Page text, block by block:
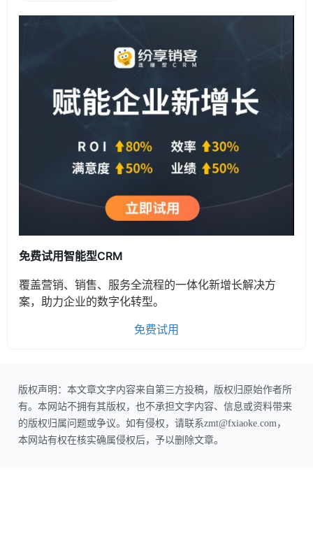
免费试用智能型CRM
覆盖营销、销售、服务全流程的一体化新增长解决方
案，助力企业的数字化转型。
免费试用
版权声明：本文章文字内容来自第三方投稿，版权归原始作者所
有。本网站不拥有其版权，也不承担文字内容、信息或资料带来
的版权归属问题或争议。如有侵权，请联系zmt@fxiaoke.com，
本网站有权在核实确属侵权后，予以删除文章。